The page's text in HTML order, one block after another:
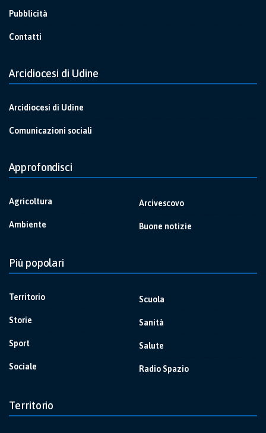
Pubblicità
Contatti
Arcidiocesi di Udine
Arcidiocesi di Udine
Comunicazioni sociali
Approfondisci
Agricoltura
Ambiente
Arcivescovo
Buone notizie
Più popolari
Territorio
Storie
Sport
Sociale
Scuola
Sanità
Salute
Radio Spazio
Territorio